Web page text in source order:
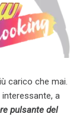
carico che mai.
a
pulsante del